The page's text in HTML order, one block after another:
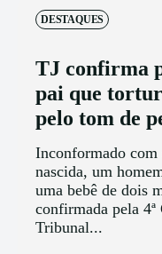
DESTAQUES
TJ confirma
pai que
pelo tom de
Inconformado
nascida, um
uma bebê de dois
confirmada pela
Tribunal...